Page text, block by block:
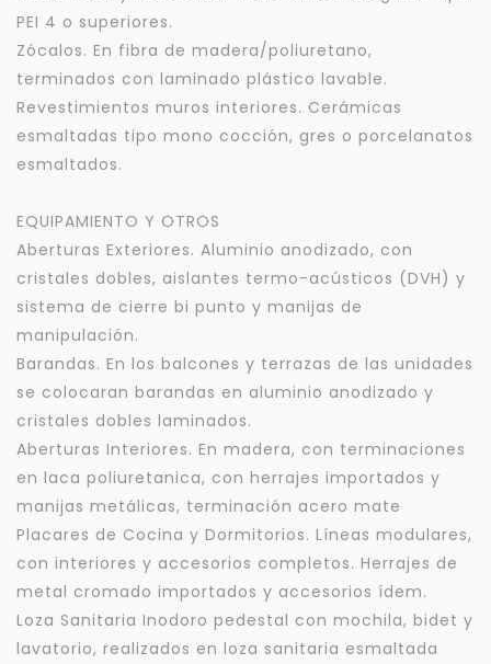
PEI 4 o superiores.
Zócalos. En fibra de madera/poliuretano,
terminados con laminado plástico lavable.
Revestimientos muros interiores. Cerámicas
esmaltadas tipo mono cocción, gres o porcelanatos
esmaltados.
EQUIPAMIENTO Y OTROS
Aberturas Exteriores. Aluminio anodizado, con
cristales dobles, aislantes termo-acústicos (DVH) y
sistema de cierre bi punto y manijas de
manipulación.
Barandas. En los balcones y terrazas de las unidades
se colocaran barandas en aluminio anodizado y
cristales dobles laminados.
Aberturas Interiores. En madera, con terminaciones
en laca poliuretanica, con herrajes importados y
manijas metálicas, terminación acero mate
Placares de Cocina y Dormitorios. Líneas modulares,
con interiores y accesorios completos. Herrajes de
metal cromado importados y accesorios ídem.
Loza Sanitaria Inodoro pedestal con mochila, bidet y
lavatorio, realizados en loza sanitaria esmaltada